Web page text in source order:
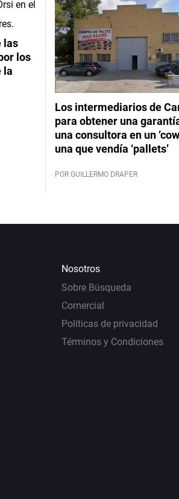
las
los
la
Los intermediarios de
para obtener una
una consultora en un
una que vendía ‘pallets’
POR GUILLERMO DRAPER
Nosotros
Sobre Búsqueda
Comercial
Políticas de privacidad
Términos y Condiciones